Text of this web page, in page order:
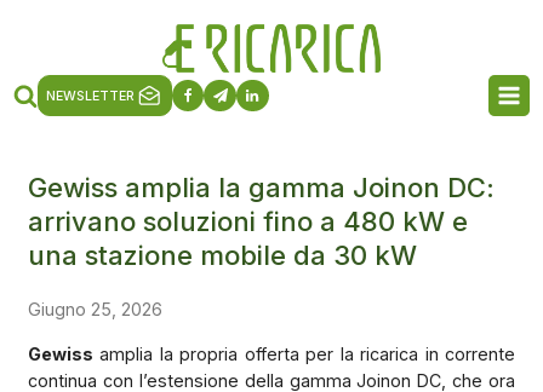
NEWSLETTER
Gewiss amplia la gamma Joinon DC:
arrivano soluzioni fino a 480 kW e
una stazione mobile da 30 kW
Giugno 25, 2026
Gewiss amplia la propria offerta per la ricarica in corrente
continua con l’estensione della gamma Joinon DC, che ora